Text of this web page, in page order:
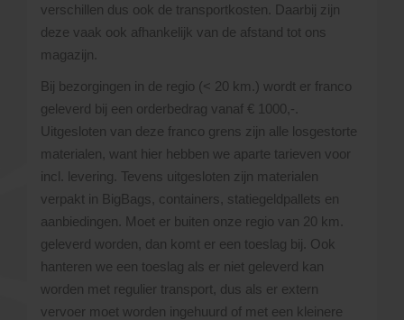
verschillen dus ook de transportkosten. Daarbij zijn
deze vaak ook afhankelijk van de afstand tot ons
magazijn.
Bij bezorgingen in de regio (< 20 km.) wordt er franco
geleverd bij een orderbedrag vanaf € 1000,-.
Uitgesloten van deze franco grens zijn alle losgestorte
materialen, want hier hebben we aparte tarieven voor
incl. levering. Tevens uitgesloten zijn materialen
verpakt in BigBags, containers, statiegeldpallets en
aanbiedingen. Moet er buiten onze regio van 20 km.
geleverd worden, dan komt er een toeslag bij. Ook
hanteren we een toeslag als er niet geleverd kan
worden met regulier transport, dus als er extern
vervoer moet worden ingehuurd of met een kleinere